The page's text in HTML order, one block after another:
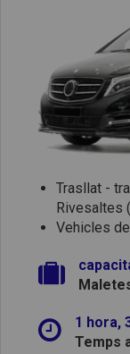
Trasllat -
Rivesaltes
Vehicles
1 hora,
Temps